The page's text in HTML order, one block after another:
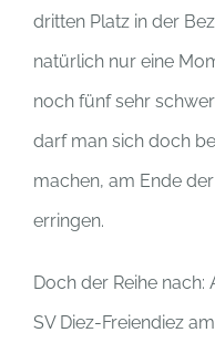
dritten Platz in der
natürlich nur eine
noch fünf sehr
darf man sich doch
machen, am Ende
erringen.
Doch der Reihe
SV Diez-Freiendiez